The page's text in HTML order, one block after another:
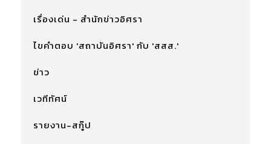
เรื่องเด่น - สำนักข่าวอิศรา
ไขคำตอบ 'สถาบันอิศรา' กับ 'สสส.'
ข่าว
เวทีทัศน์
รายงาน-สกู๊ป